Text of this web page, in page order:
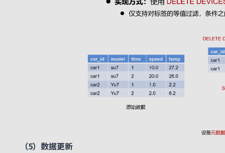
（5）数据更新